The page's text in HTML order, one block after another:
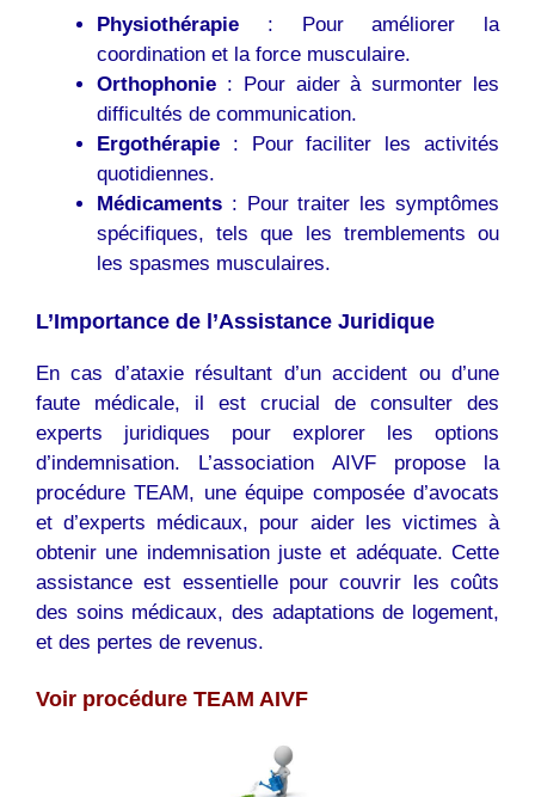
Physiothérapie : Pour améliorer la
coordination et la force musculaire.
Orthophonie : Pour aider à surmonter les
difficultés de communication.
Ergothérapie : Pour faciliter les activités
quotidiennes.
Médicaments : Pour traiter les symptômes
spécifiques, tels que les tremblements ou
les spasmes musculaires.
L’Importance de l’Assistance Juridique
En cas d’ataxie résultant d’un accident ou d’une
faute médicale, il est crucial de consulter des
experts juridiques pour explorer les options
d’indemnisation. L’association AIVF propose la
procédure TEAM, une équipe composée d’avocats
et d’experts médicaux, pour aider les victimes à
obtenir une indemnisation juste et adéquate. Cette
assistance est essentielle pour couvrir les coûts
des soins médicaux, des adaptations de logement,
et des pertes de revenus.
Voir procédure TEAM AIVF